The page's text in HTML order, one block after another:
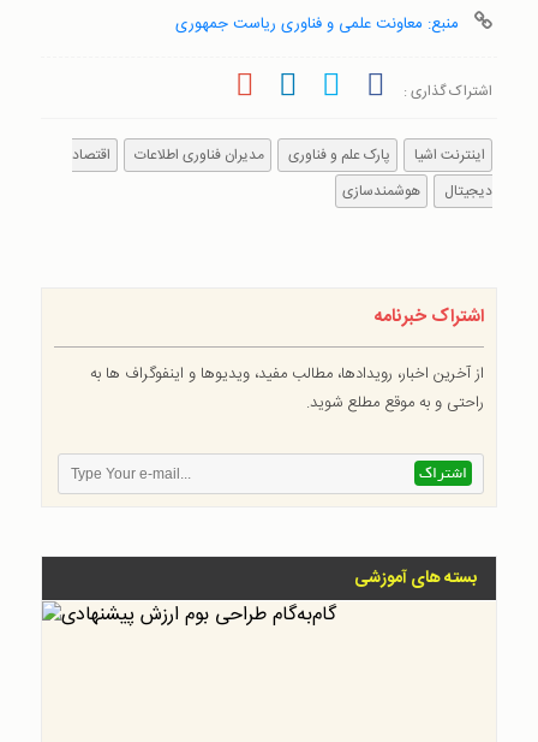
منبع: معاونت علمی و فناوری ریاست جمهوری
اشتراک گذاری :
اینترنت اشیا پارک‌ علم و فناوری مدیران فناوری اطلاعات
اقتصاد
دیجیتال
هوشمندسازی
اشتراک خبرنامه
از آخرین اخبار، رویدادها، مطالب مفید، ویدیوها و اینفوگراف ها به
راحتی و به موقع مطلع شوید.
بسته های آموزشی